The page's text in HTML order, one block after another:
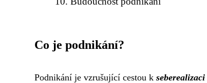
Co je podnikání?
Podnikání je vzrušující cestou k seberealizaci